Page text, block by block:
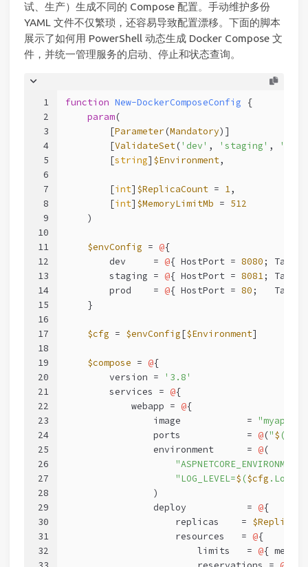
试、生产）生成不同的 Compose 配置。手动维护多份
YAML 文件不仅繁琐，还容易导致配置漂移。下面的脚本
展示了如何用 PowerShell 动态生成 Docker Compose 文
件，并统一管理服务的启动、停止和状态查询。
1
2
3
4
5
6
7
8
9
10
11
12
13
14
15
16
17
18
19
20
21
22
23
24
25
26
27
28
29
30
31
32
function New-DockerComposeConfig {
param(
        [
Parameter (Mandatory)]
        [
ValidateSet('dev' , 'staging' ,
        [
string] $Environment,
        [
int] $ReplicaCount = 1,
        [
int] $MemoryLimitMb = 512
    )
$envConfig = @{
        dev     =
@{ HostPort = 8080 ; Tag =
        staging =
@{ HostPort = 8081; Tag =
        prod    =
@{ HostPort = 80 ;   Tag =
    }
$cfg = $envConfig[$Environment]
$compose = @{
        version =
'3.8'
        services =
@{
            webapp =
@{
                image            =
"myapp/
                ports            =
@("$ (
                environment      =
@(
"ASPNETCORE_ENVIRONMENT=
"LOG_LEVEL=$ ($cfg
                )
                deploy           =
@{
                    replicas    =
                    resources   =
@{
                        limits   =
@{